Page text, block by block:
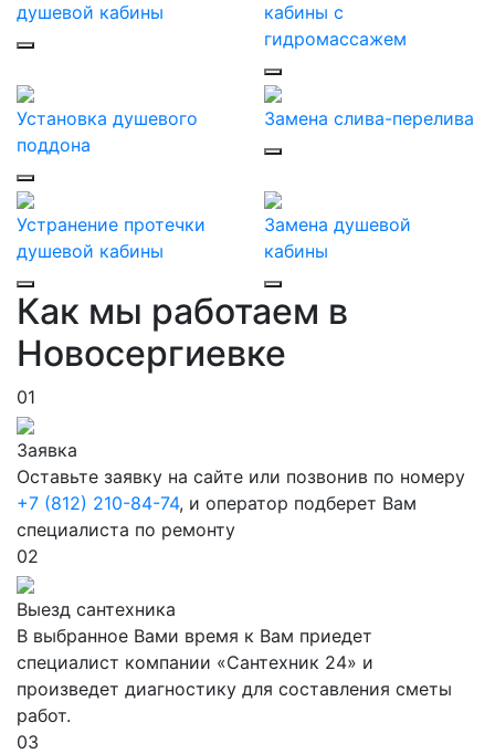
душевой кабины
кабины с
гидромассажем
Установка душевого
поддона
Замена слива-перелива
Устранение протечки
душевой кабины
Замена душевой
кабины
Как мы работаем в
Новосергиевке
01
Заявка
Оставьте заявку на сайте или позвонив по номеру
+7 (812) 210-84-74, и оператор подберет Вам
специалиста по ремонту
02
Выезд сантехника
В выбранное Вами время к Вам приедет
специалист компании «Сантехник 24» и
произведет диагностику для составления сметы
работ.
03